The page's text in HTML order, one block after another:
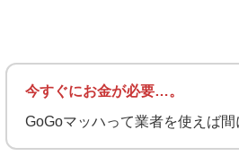
今すぐにお金が必要…。
GoGoマッハって業者を使えば間